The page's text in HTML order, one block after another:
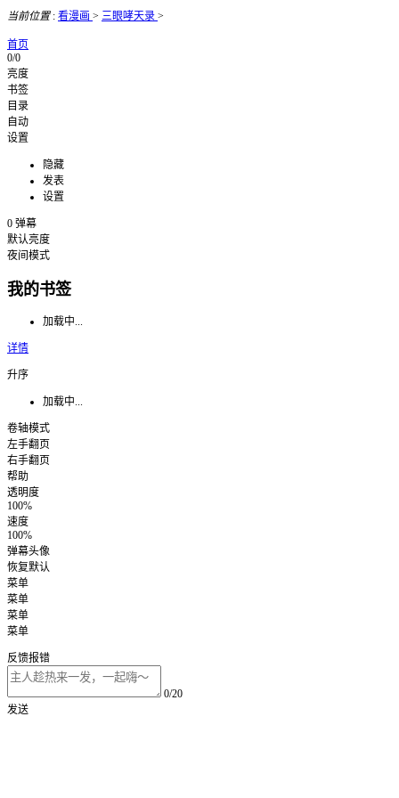
当前位置: 看漫画 > 三眼哮天录 >
首页
0/0
亮度
书签
目录
自动
设置
隐藏
发表
设置
0 弹幕
默认亮度
夜间模式
我的书签
加载中...
详情
升序
加载中...
卷轴模式
左手翻页
右手翻页
帮助
透明度
100%
速度
100%
弹幕头像
恢复默认
菜单
菜单
菜单
菜单
反馈报错
0/20
发送